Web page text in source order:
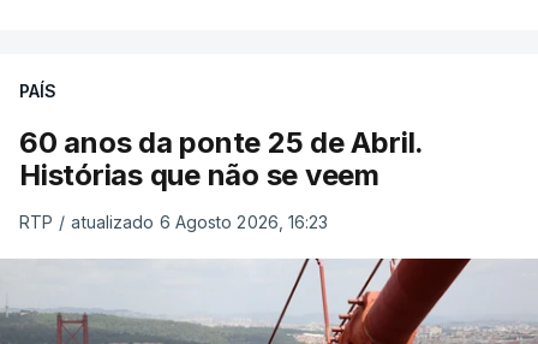
PAÍS
60 anos da ponte 25 de Abril.
Histórias que não se veem
RTP / atualizado 6 Agosto 2026, 16:23